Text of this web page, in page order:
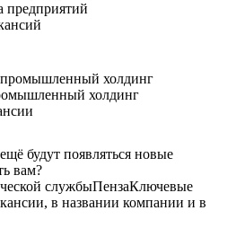
предприятий
холдинг
будут появляться новые
вам?
службыПензаКлючевые
в названии компании и в